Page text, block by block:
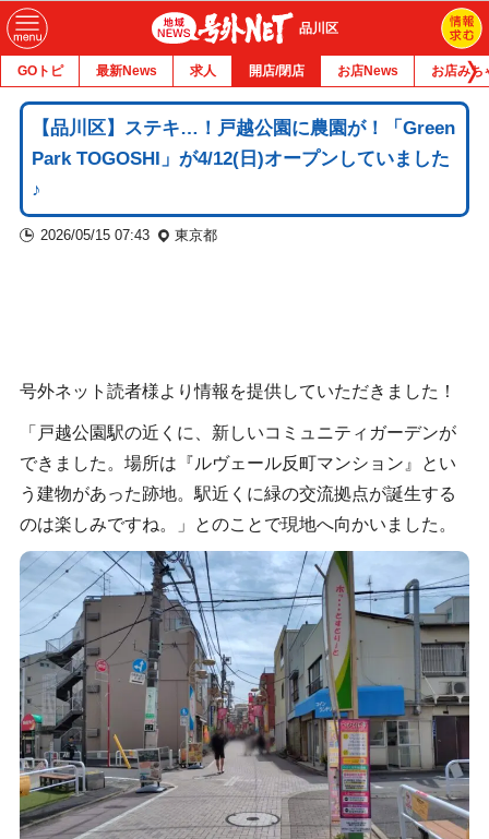
品川区
GOトピ 最新News 求人 開店/閉店 お店News お店みち
【品川区】ステキ…！戸越公園に農園が！「Green
Park TOGOSHI」が4/12(日)オープンしていました
♪
2026/05/15 07:43 東京都
号外ネット読者様より情報を提供していただきました！
「戸越公園駅の近くに、新しいコミュニティガーデンが
できました。場所は『ルヴェール反町マンション』とい
う建物があった跡地。駅近くに緑の交流拠点が誕生する
のは楽しみですね。」とのことで現地へ向かいました。